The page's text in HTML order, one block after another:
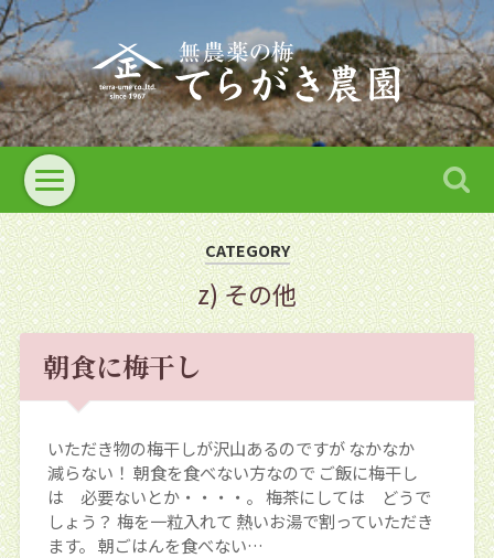
CATEGORY
z) その他
朝食に梅干し
いただき物の梅干しが沢山あるのですが なかなか
減らない！ 朝食を食べない方なので ご飯に梅干し
は 必要ないとか・・・・。 梅茶にしては どうで
しょう？ 梅を一粒入れて 熱いお湯で割っていただき
ます。 朝ごはんを食べない…